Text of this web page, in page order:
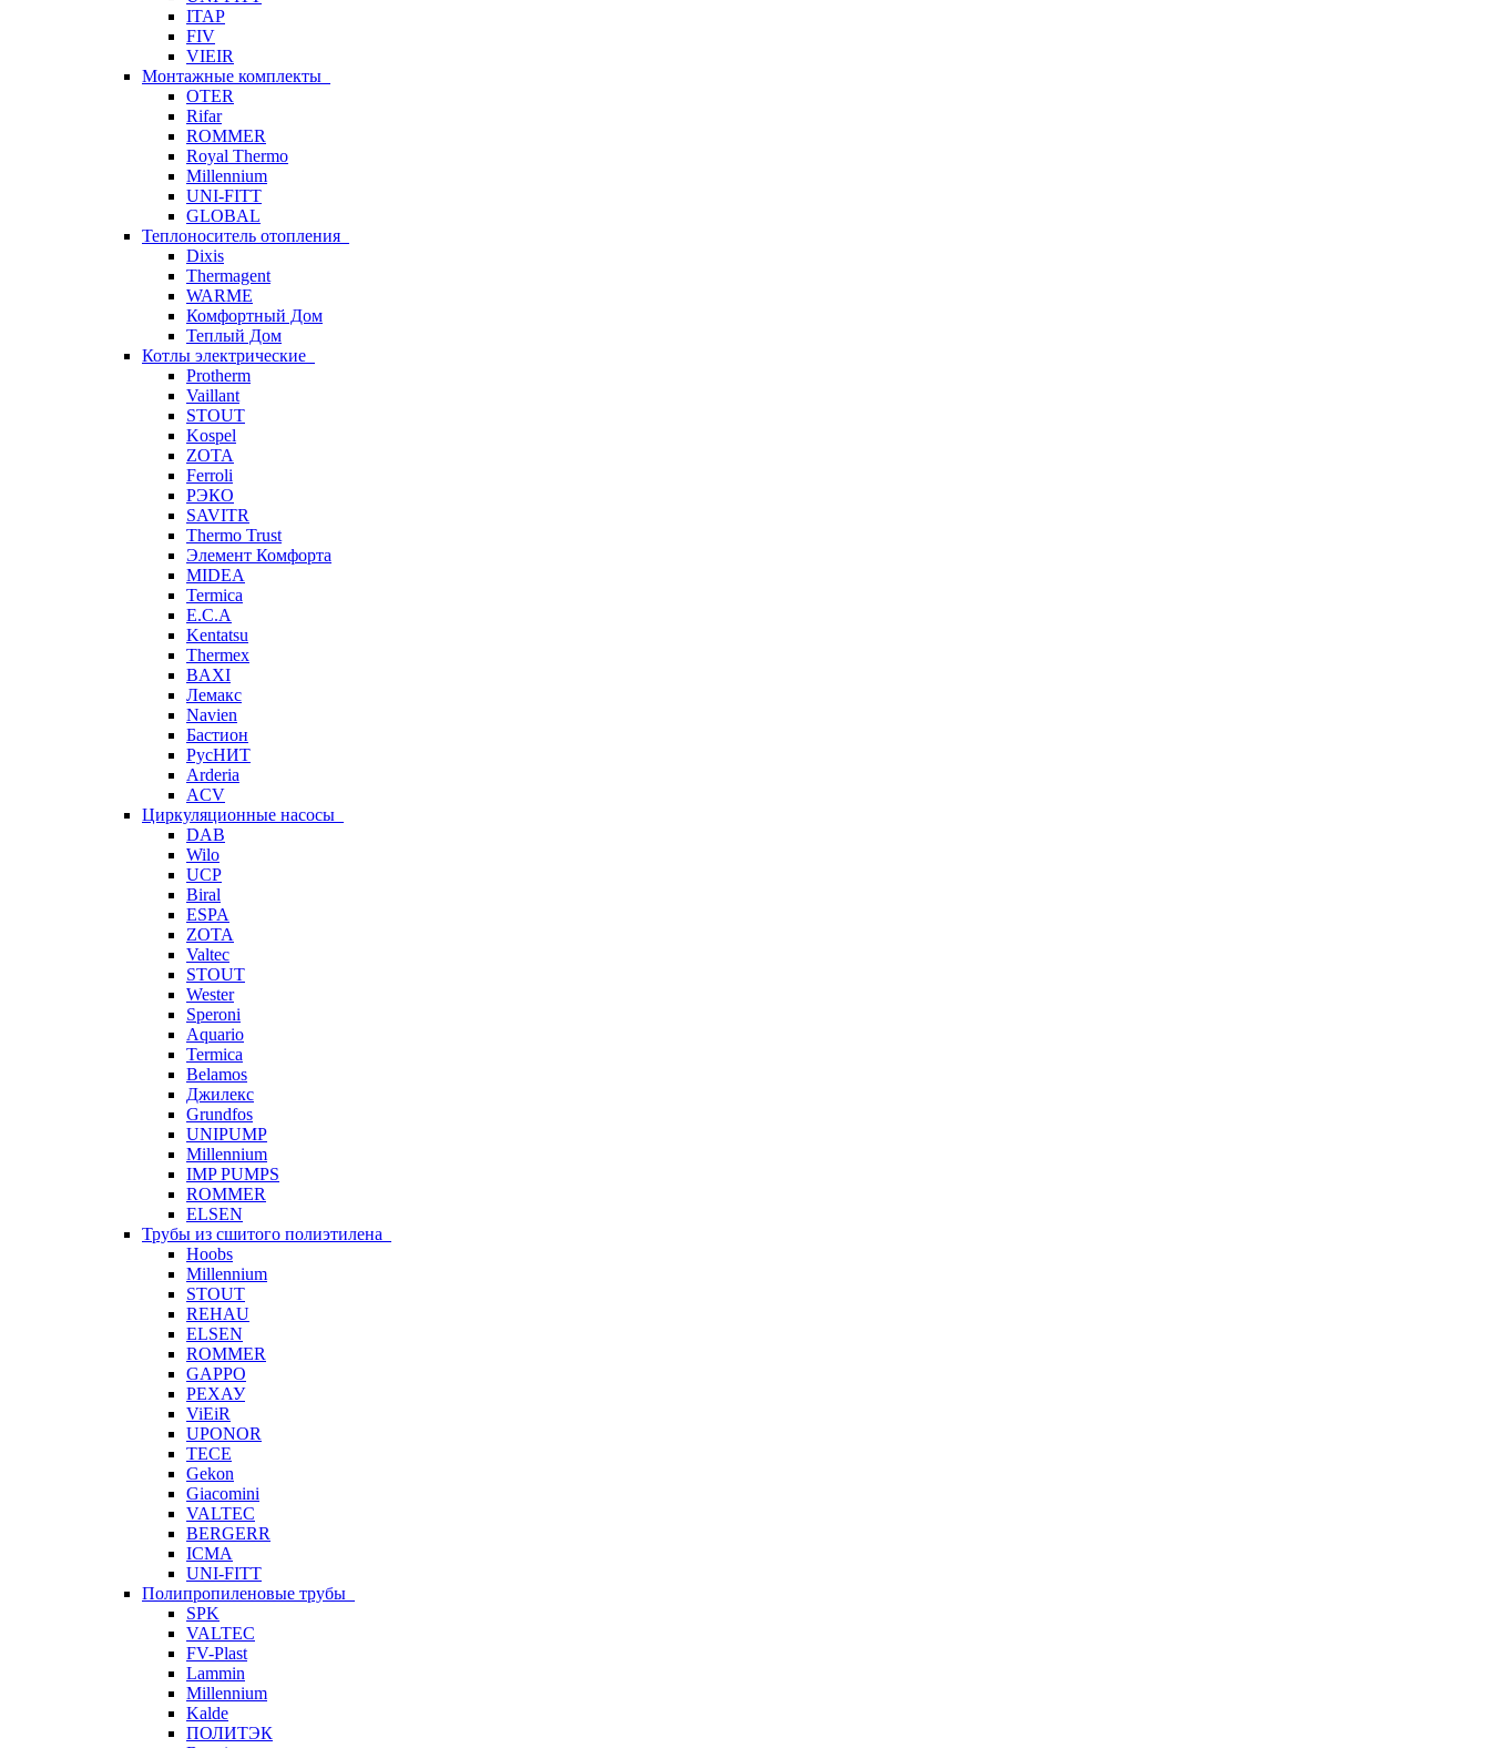
ITAP
FIV
VIEIR
Монтажные комплекты
OTER
Rifar
ROMMER
Royal Thermo
Millennium
UNI-FITT
GLOBAL
Теплоноситель отопления
Dixis
Thermagent
WARME
Комфортный Дом
Теплый Дом
Котлы электрические
Protherm
Vaillant
STOUT
Kospel
ZOTA
Ferroli
РЭКО
SAVITR
Thermo Trust
Элемент Комфорта
MIDEA
Termica
E.C.A
Kentatsu
Thermex
BAXI
Лемакс
Navien
Бастион
РусНИТ
Arderia
ACV
Циркуляционные насосы
DAB
Wilo
UCP
Biral
ESPA
ZOTA
Valtec
STOUT
Wester
Speroni
Aquario
Termica
Belamos
Джилекс
Grundfos
UNIPUMP
Millennium
IMP PUMPS
ROMMER
ELSEN
Трубы из сшитого полиэтилена
Hoobs
Millennium
STOUT
REHAU
ELSEN
ROMMER
GAPPO
РЕХАУ
ViEiR
UPONOR
TECE
Gekon
Giacomini
VALTEC
BERGERR
ICMA
UNI-FITT
Полипропиленовые трубы
SPK
VALTEC
FV-Plast
Lammin
Millennium
Kalde
ПОЛИТЭК